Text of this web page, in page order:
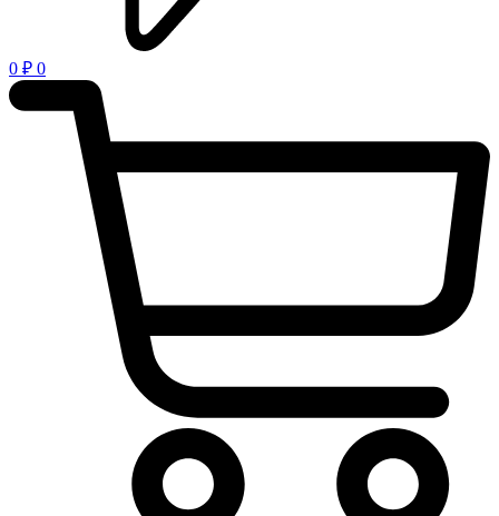
0 ₽ 0